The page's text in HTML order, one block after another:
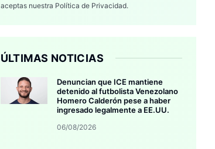
aceptas nuestra Política de Privacidad.
ÚLTIMAS NOTICIAS
Denuncian que ICE mantiene
detenido al futbolista Venezolano
Homero Calderón pese a haber
ingresado legalmente a EE.UU.
06/08/2026